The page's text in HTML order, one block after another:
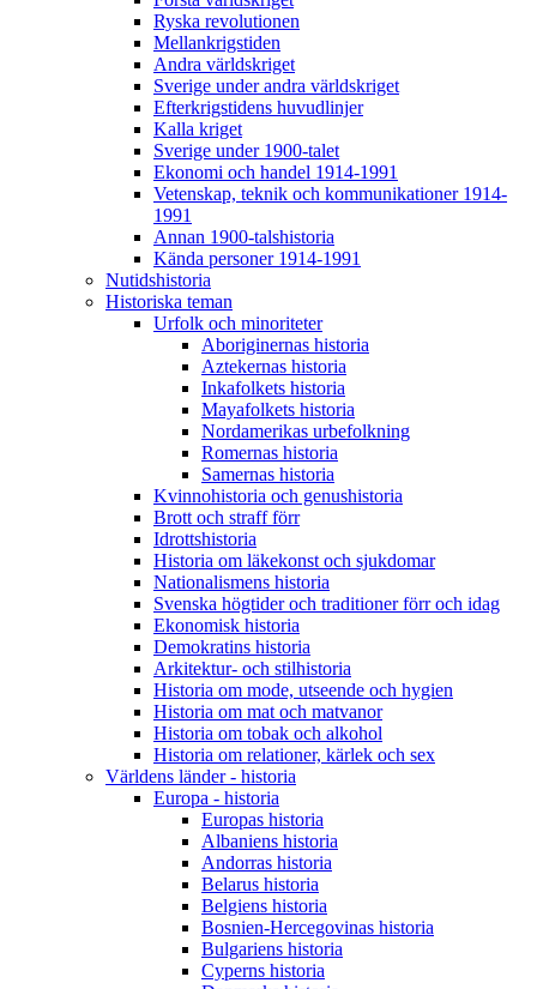
Ryska revolutionen
Mellankrigstiden
Andra världskriget
Sverige under andra världskriget
Efterkrigstidens huvudlinjer
Kalla kriget
Sverige under 1900-talet
Ekonomi och handel 1914-1991
Vetenskap, teknik och kommunikationer 1914-
1991
Annan 1900-talshistoria
Kända personer 1914-1991
Nutidshistoria
Historiska teman
Urfolk och minoriteter
Aboriginernas historia
Aztekernas historia
Inkafolkets historia
Mayafolkets historia
Nordamerikas urbefolkning
Romernas historia
Samernas historia
Kvinnohistoria och genushistoria
Brott och straff förr
Idrottshistoria
Historia om läkekonst och sjukdomar
Nationalismens historia
Svenska högtider och traditioner förr och idag
Ekonomisk historia
Demokratins historia
Arkitektur- och stilhistoria
Historia om mode, utseende och hygien
Historia om mat och matvanor
Historia om tobak och alkohol
Historia om relationer, kärlek och sex
Världens länder - historia
Europa - historia
Europas historia
Albaniens historia
Andorras historia
Belarus historia
Belgiens historia
Bosnien-Hercegovinas historia
Bulgariens historia
Cyperns historia